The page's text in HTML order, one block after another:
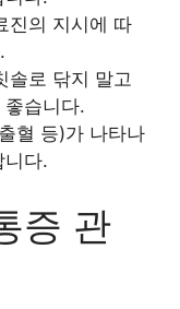
진의 지시에 따
솔로 닦지 말고
습니다.
혈 등)가 나타나
니다.
증 관